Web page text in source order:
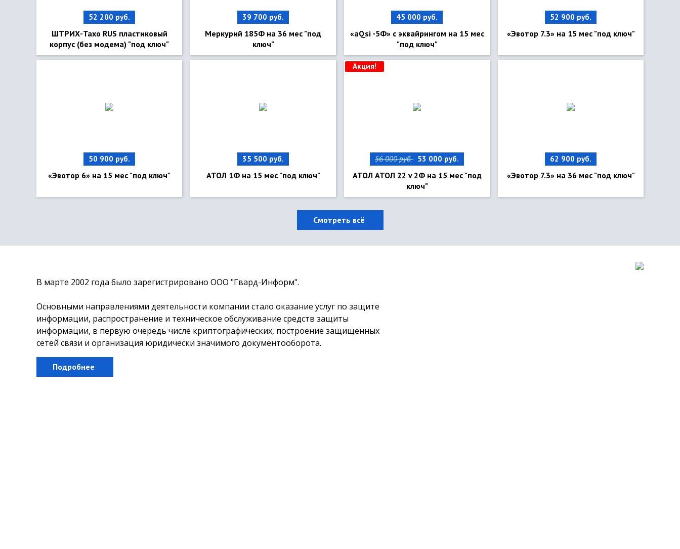
52 200 руб.
ШТРИХ-Тахо RUS пластиковый
корпус (без модема) "под ключ"
39 700 руб.
Меркурий 185Ф на 36 мес "под
ключ"
45 000 руб.
«aQsi -5Ф» с эквайрингом на 15 мес
"под ключ"
52 900 руб.
«Эвотор 7.3» на 15 мес "под ключ"
50 900 руб.
«Эвотор 6» на 15 мес "под ключ"
35 500 руб.
АТОЛ 1Ф на 15 мес "под ключ"
56 000 руб. 53 000 руб.
АТОЛ АТОЛ 22 v 2Ф на 15 мес "под
ключ"
Акция!
62 900 руб.
«Эвотор 7.3» на 36 мес "под ключ"
Смотреть всё
В марте 2002 года было зарегистрировано ООО "Гвард-Информ".
Основными направлениями деятельности компании стало оказание услуг по защите
информации, распространение и техническое обслуживание средств защиты
информации, в первую очередь числе криптографических, построение защищенных
сетей связи и организация юридически значимого документооборота.
Подробнее